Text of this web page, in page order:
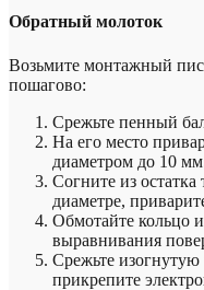
Обратный молоток
Возьмите монтажный
пошагово:
Срежьте пенный
На его место
диаметром до 10
Согните из
диаметре,
Обмотайте кольцо
выравнивания
Срежьте изогнутую
прикрепите